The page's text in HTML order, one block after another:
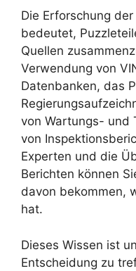
Die Erforschung
bedeutet,
Quellen
Verwendung von
Datenbanken, das
von Wartungs- und
von
Experten und die
Berichten können
davon bekommen,
hat.
Dieses Wissen ist
Entscheidung zu